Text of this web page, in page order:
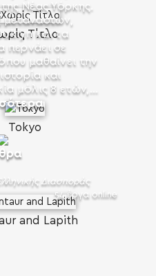
Νέας Υόρκης.
μεταναστών,
και τα
περνάει σε
μαθαίνει την
και
μόλις 8 ετών,...
Διασποράς
54 έργα online
Τίτλο
Tokyo
and Lapith